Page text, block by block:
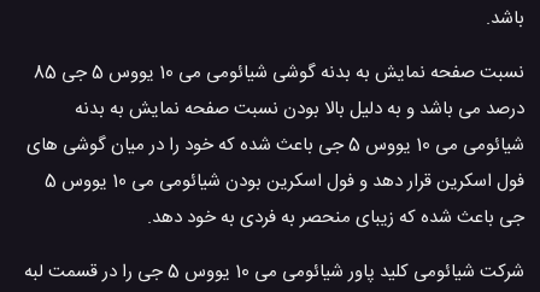
باشد.
نسبت صفحه نمایش به بدنه گوشی شیائومی می 10 یووس 5 جی 85
درصد می باشد و به دلیل بالا بودن نسبت صفحه نمایش به بدنه
شیائومی می 10 یووس 5 جی باعث شده که خود را در میان گوشی های
فول اسکرین قرار دهد و فول اسکرین بودن شیائومی می 10 یووس 5
جی باعث شده که زیبای منحصر به فردی به خود دهد.
شرکت شیائومی کلید پاور شیائومی می 10 یووس 5 جی را در قسمت لبه